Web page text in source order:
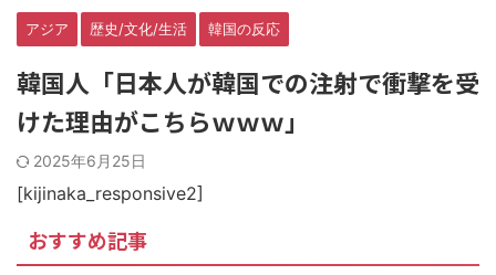
アジア 歴史/文化/生活 韓国の反応
韓国人「日本人が韓国での注射で衝撃を受
けた理由がこちらｗｗｗ」
2025年6月25日
[kijinaka_responsive2]
おすすめ記事